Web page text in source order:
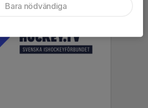
Bara nödvändiga